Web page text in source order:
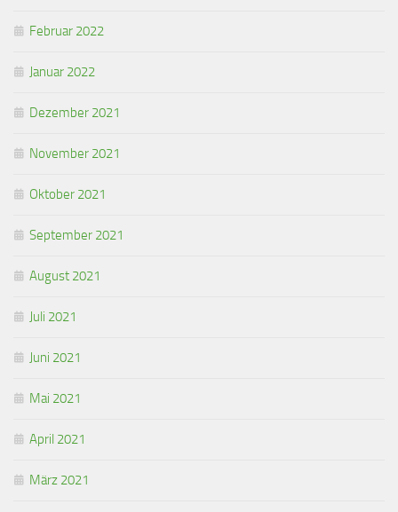
Februar 2022
Januar 2022
Dezember 2021
November 2021
Oktober 2021
September 2021
August 2021
Juli 2021
Juni 2021
Mai 2021
April 2021
März 2021